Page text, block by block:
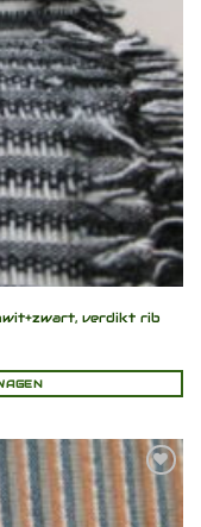
verdikt rib
Toevoegen
aan
verlanglijst